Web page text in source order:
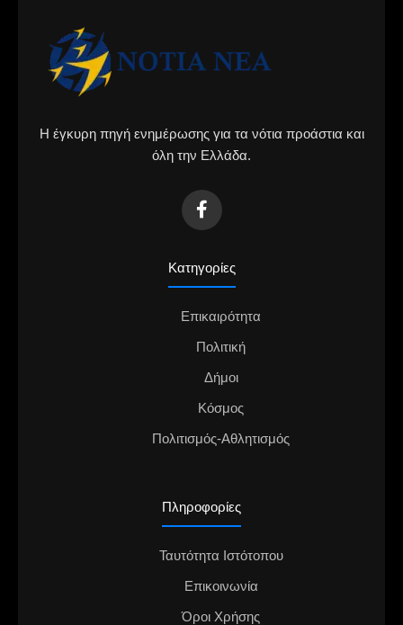
Η έγκυρη πηγή ενημέρωσης για τα νότια προάστια και
όλη την Ελλάδα.
Κατηγορίες
Επικαιρότητα
Πολιτική
Δήμοι
Κόσμος
Πολιτισμός-Αθλητισμός
Πληροφορίες
Ταυτότητα Ιστότοπου
Επικοινωνία
Όροι Χρήσης